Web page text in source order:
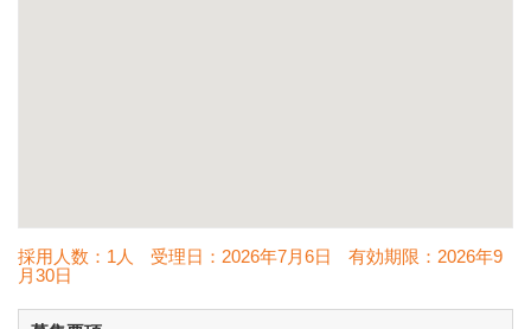
採用人数：1人 受理日： 2026年7月6日 有効期限： 2026年9
月30日